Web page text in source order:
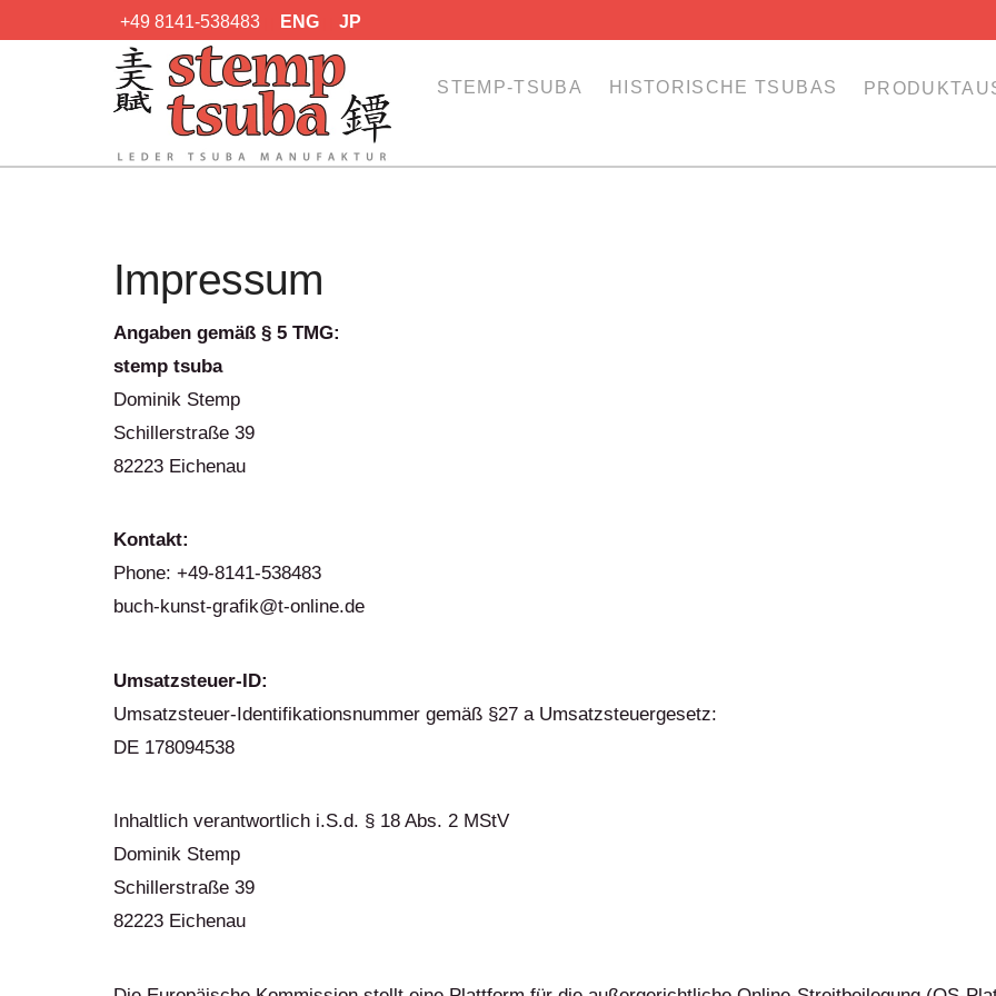
+49 8141-538483 ENG JP
STEMP-TSUBA HISTORISCHE TSUBAS
Impressum
Angaben gemäß § 5 TMG:
stemp tsuba
Dominik Stemp
Schillerstraße 39
82223 Eichenau
Kontakt:
Phone: +49-8141-538483
buch-kunst-grafik@t-online.de
Umsatzsteuer-ID:
Umsatzsteuer-Identifikationsnummer gemäß §27 a Umsatzsteuergesetz:
DE 178094538
Inhaltlich verantwortlich i.S.d. § 18 Abs. 2 MStV
Dominik Stemp
Schillerstraße 39
82223 Eichenau